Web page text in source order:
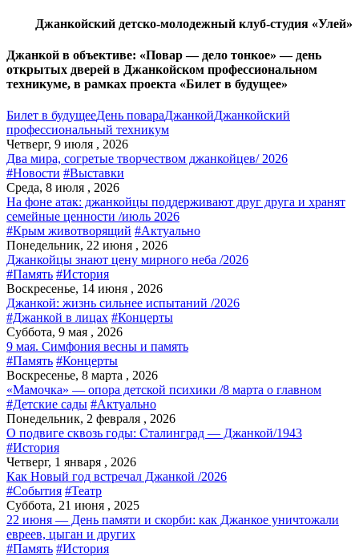
Джанкойский детско-молодежный клуб-студия «Улей»
Джанкой в объективе: «Повар — дело тонкое» — день
открытых дверей в Джанкойском профессиональном
техникуме, в рамках проекта «Билет в будущее»
Билет в будущееДень повараДжанкойДжанкойский
профессиональный техникум
Четверг, 9 июля , 2026
Два мира, согретые творчеством джанкойцев/ 2026
#Новости #Выставки
Среда, 8 июля , 2026
На фоне атак: джанкойцы поддерживают друг друга и хранят
семейные ценности /июль 2026
#Крым животворящий #Актуально
Понедельник, 22 июня , 2026
Джанкойцы знают цену мирного неба /2026
#Память #История
Воскресенье, 14 июня , 2026
Джанкой: жизнь сильнее испытаний /2026
#Джанкой в лицах #Концерты
Суббота, 9 мая , 2026
9 мая. Симфония весны и память
#Память #Концерты
Воскресенье, 8 марта , 2026
«Мамочка» — опора детской психики /8 марта о главном
#Детские сады #Актуально
Понедельник, 2 февраля , 2026
О подвиге сквозь годы: Сталинград — Джанкой/1943
#История
Четверг, 1 января , 2026
Как Новый год встречал Джанкой /2026
#События #Театр
Суббота, 21 июня , 2025
22 июня — День памяти и скорби: как Джанкое уничтожали
евреев, цыган и других
#Память #История